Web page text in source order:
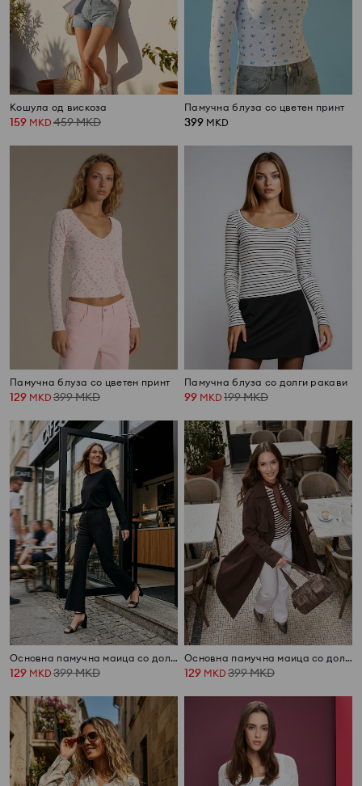
Кошула од вискоза
159 MKD 459MKD
Памучна блуза со цветен принт
399 MKD
Памучна блуза со цветен принт
129 MKD 399MKD
Памучна блуза со долги ракави
99 MKD 199MKD
Основна памучна маица со долги ракави
129 MKD 399MKD
Основна памучна маица со долги ракави
129 MKD 399MKD